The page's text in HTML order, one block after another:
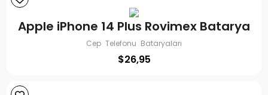
Apple iPhone 14 Plus Rovimex Batarya
Cep Telefonu Bataryaları
$26,95